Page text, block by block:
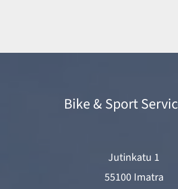
Bike & Sport
Jutinkatu 1
55100 Imatra